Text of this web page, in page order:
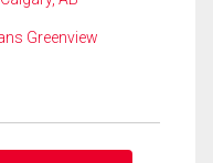
Greenview